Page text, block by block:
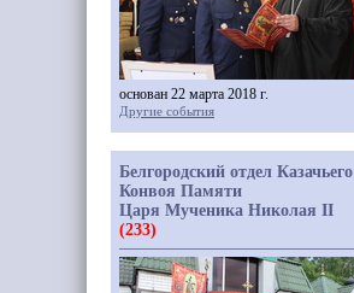
основан 22 марта 2018 г.
Другие события
Белгородский отдел Казачьего
Конвоя Памяти
Царя Мученика Николая II
(233)